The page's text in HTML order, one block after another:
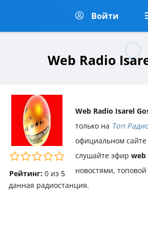
Войти
Web Radio
Рейтинг: 0из 5
Web Radio Isarel
только на Топ
официальном
слушайте эфир web
новостями,
данная радиостанция.